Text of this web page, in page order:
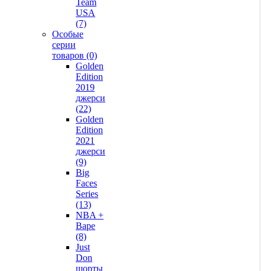
USA
(7)
Особые
серии
товаров (0)
Golden
Edition
2019
джерси
(22)
Golden
Edition
2021
джерси
(9)
Big
Faces
Series
(13)
NBA +
Bape
(8)
Just
Don
шорты